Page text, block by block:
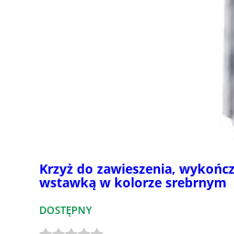
Krzyż do zawieszenia,
wstawką w kolorze srebrnym
DOSTĘPNY